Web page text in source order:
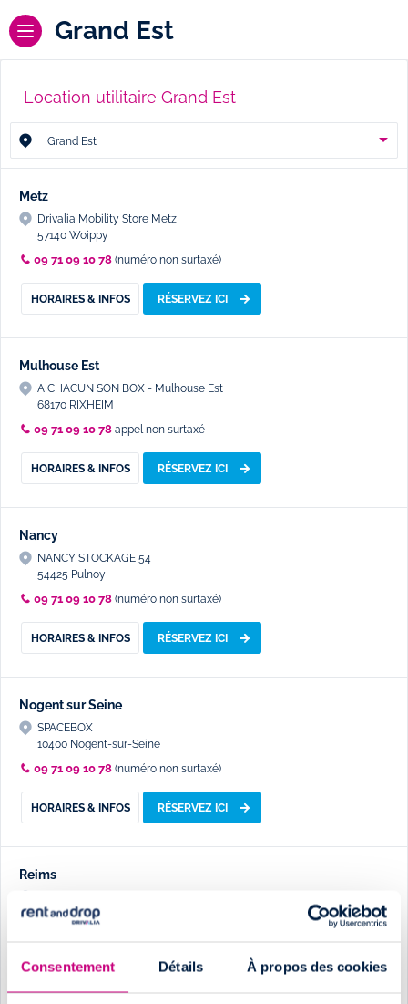
Consentement Détails À propos des cookies
Grand Est
Location utilitaire Grand Est
Grand Est
Metz
Drivalia Mobility Store Metz
57140 Woippy
09 71 09 10 78 (numéro non surtaxé)
HORAIRES & INFOS RÉSERVEZ ICI
Mulhouse Est
A CHACUN SON BOX - Mulhouse Est
68170 RIXHEIM
09 71 09 10 78 appel non surtaxé
HORAIRES & INFOS RÉSERVEZ ICI
Nancy
NANCY STOCKAGE 54
54425 Pulnoy
09 71 09 10 78 (numéro non surtaxé)
HORAIRES & INFOS RÉSERVEZ ICI
Nogent sur Seine
SPACEBOX
10400 Nogent-sur-Seine
09 71 09 10 78 (numéro non surtaxé)
HORAIRES & INFOS RÉSERVEZ ICI
Reims
51370 Saint Brice Courcelles